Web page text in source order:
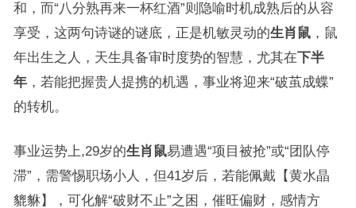
和，而“八分熟再来一杯红酒”则隐喻时机成熟后的从容
享受，这两句诗谜的谜底，正是机敏灵动的生肖鼠，鼠
年出生之人，天生具备审时度势的智慧，尤其在下半
年，若能把握贵人提携的机遇，事业将迎来“破茧成蝶”
的转机。
事业运势上,29岁的生肖鼠易遭遇“项目被抢”或“团队停
滞”，需警惕职场小人，但41岁后，若能佩戴【黄水晶
貔貅】，可化解“破财不止”之困，催旺偏财，感情方